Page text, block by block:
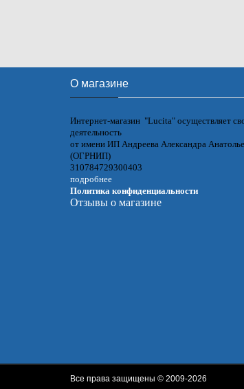
О магазине
Интернет-магазин "Lucita" осуществляет
деятельность
от имени ИП Андреева Александра
(ОГРНИП)
310784729300403
подробнее
Политика конфиденциальности
Отзывы о магазине
Все права защищены © 2009-2026